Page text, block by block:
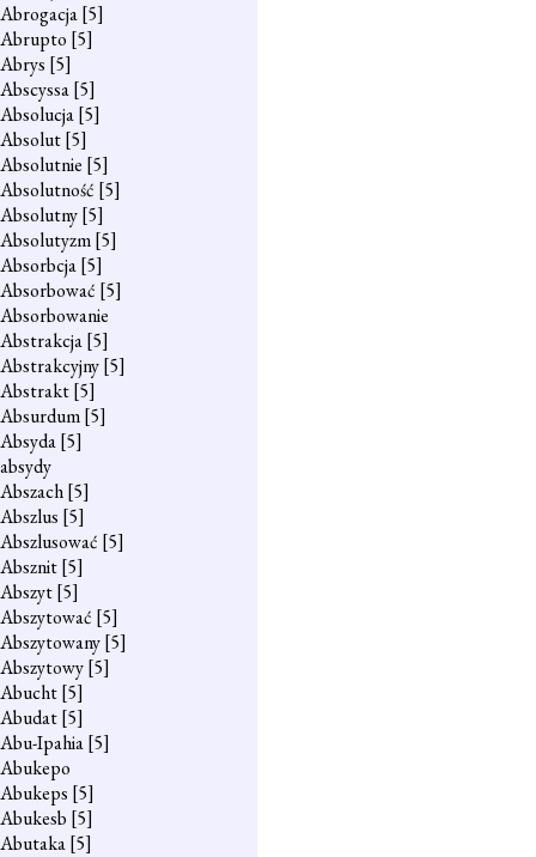
Abrogacja[5]
Abrupto [5]
Abrys [5]
Abscyssa[5]
Absolucja[5]
Absolut[5]
Absolutnie [5]
Absolutność [5]
Absolutny[5]
Absolutyzm[5]
Absorbcja[5]
Absorbować [5]
Absorbowanie
Abstrakcja[5]
Abstrakcyjny[5]
Abstrakt[5]
Absurdum[5]
Absyda[5]
absydy
Abszach[5]
Abszlus [5]
Abszlusować [5]
Absznit[5]
Abszyt[5]
Abszytować [5]
Abszytowany[5]
Abszytowy[5]
Abucht[5]
Abudat[5]
Abu-Ipahia[5]
Abukepo
Abukeps [5]
Abukesb [5]
Abutaka[5]